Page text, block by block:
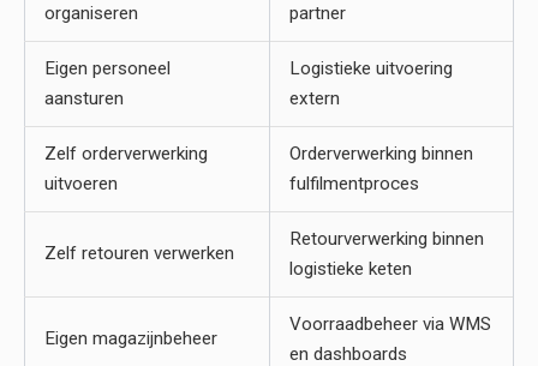
organiseren
partner
Eigen personeel
aansturen
Logistieke uitvoering
extern
Zelf orderverwerking
uitvoeren
Orderverwerking binnen
fulfilmentproces
Zelf retouren verwerken
Retourverwerking binnen
logistieke keten
Eigen magazijnbeheer
Voorraadbeheer via WMS
en dashboards